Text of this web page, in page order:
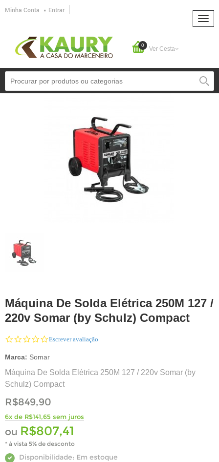
Minha Conta Entrar
0
Ver Cesta
Máquina De Solda Elétrica 250M 127 /
220v Somar (by Schulz) Compact
0.0
rating
Escrever avaliação
Marca: Somar
Máquina De Solda Elétrica 250M 127 / 220v Somar (by
Schulz) Compact
R$849,90
6x de R$141,65 sem juros
ou R$807,41
* à vista 5% de desconto
Disponibilidade: Em estoque